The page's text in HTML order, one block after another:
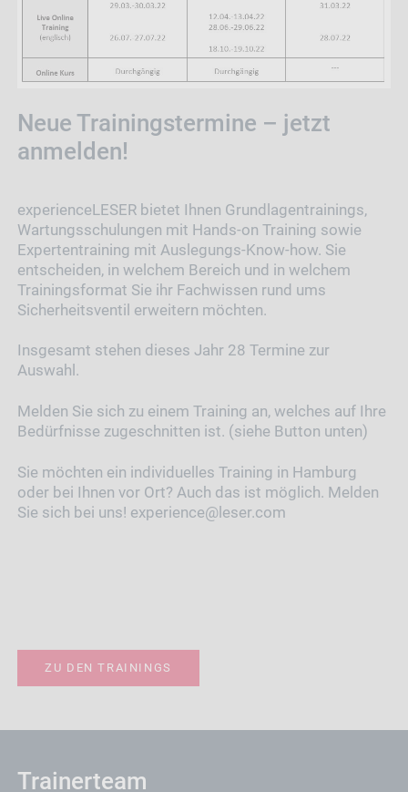
Neue Trainingstermine – jetzt
anmelden!
experienceLESER bietet Ihnen Grundlagentrainings,
Wartungsschulungen mit Hands-on Training sowie
Expertentraining mit Auslegungs-Know-how. Sie
entscheiden, in welchem Bereich und in welchem
Trainingsformat Sie ihr Fachwissen rund ums
Sicherheitsventil erweitern möchten.
Insgesamt stehen dieses Jahr 28 Termine zur
Auswahl.
Melden Sie sich zu einem Training an, welches auf Ihre
Bedürfnisse zugeschnitten ist. (siehe Button unten)
Sie möchten ein individuelles Training in Hamburg
oder bei Ihnen vor Ort? Auch das ist möglich. Melden
Sie sich bei uns! experience@leser.com
ZU DEN TRAININGS
Trainerteam